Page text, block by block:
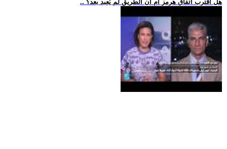
.. هل اقترب اتفاق هرمز أم أن الطريق لم يُعبد بعد؟